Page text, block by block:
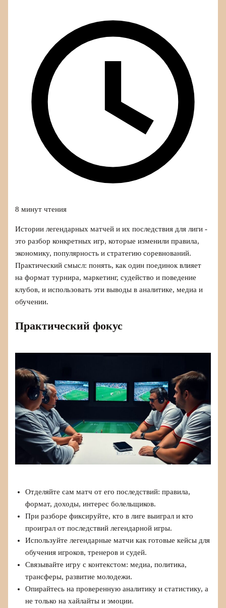
8 минут чтения
Истории легендарных матчей и их последствия для лиги -
это разбор конкретных игр, которые изменили правила,
экономику, популярность и стратегию соревнований.
Практический смысл: понять, как один поединок влияет
на формат турнира, маркетинг, судейство и поведение
клубов, и использовать эти выводы в аналитике, медиа и
обучении.
Практический фокус
Отделяйте сам матч от его последствий: правила,
формат, доходы, интерес болельщиков.
При разборе фиксируйте, кто в лиге выиграл и кто
проиграл от последствий легендарной игры.
Используйте легендарные матчи как готовые кейсы для
обучения игроков, тренеров и судей.
Связывайте игру с контекстом: медиа, политика,
трансферы, развитие молодежи.
Опирайтесь на проверенную аналитику и статистику, а
не только на хайлайты и эмоции.